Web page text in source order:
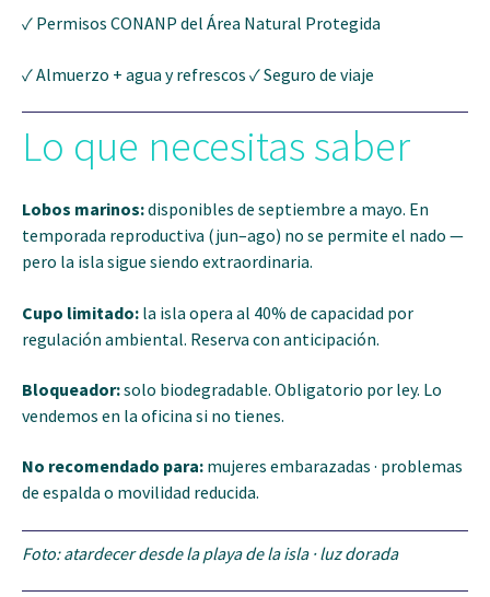
✓ Permisos CONANP del Área Natural Protegida
✓ Almuerzo + agua y refrescos ✓ Seguro de viaje
Lo que necesitas saber
Lobos marinos:disponibles de septiembre a mayo. En
temporada reproductiva (jun–ago) no se permite el nado —
pero la isla sigue siendo extraordinaria.
Cupo limitado: la isla opera al 40% de capacidad por
regulación ambiental. Reserva con anticipación.
Bloqueador:solo biodegradable. Obligatorio por ley. Lo
vendemos en la oficina si no tienes.
No recomendado para: mujeres embarazadas · problemas
de espalda o movilidad reducida.
Foto: atardecer desde la playa de la isla · luz dorada